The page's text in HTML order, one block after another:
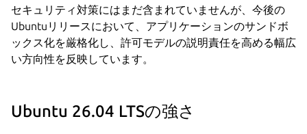
セキュリティ対策にはまだ含まれていませんが、今後の
Ubuntuリリースにおいて、アプリケーションのサンドボ
ックス化を厳格化し、許可モデルの説明責任を高める幅広
い方向性を反映しています。
Ubuntu 26.04 LTSの強さ